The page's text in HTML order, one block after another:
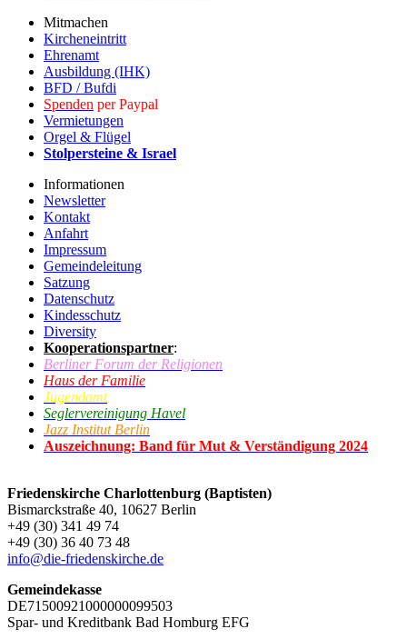
Mitmachen
Kircheneintritt
Ehrenamt
Ausbildung (IHK)
BFD / Bufdi
Spenden per Paypal
Vermietungen
Orgel & Flügel
Stolpersteine & Israel
Informationen
Newsletter
Kontakt
Anfahrt
Impressum
Gemeindeleitung
Satzung
Datenschutz
Kindesschutz
Diversity
Kooperationspartner:
Berliner Forum der Religionen
Haus der Familie
Jugendamt
Seglervereinigung Havel
Jazz Institut Berlin
Auszeichnung: Band für Mut & Verständigung 2024
Friedenskirche Charlottenburg (Baptisten)
Bismarckstraße 40, 10627 Berlin
+49 (30) 341 49 74
+49 (30) 36 40 73 48
info@die-friedenskirche.de
Gemeindekasse
DE71500921000000099503
Spar- und Kreditbank Bad Homburg EFG